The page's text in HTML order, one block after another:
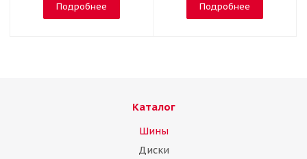
Подробнее Подробнее
Каталог
Шины
Диски